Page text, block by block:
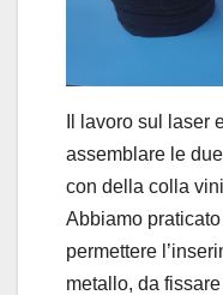
Il lavoro sul laser
assemblare le
con della colla
Abbiamo
permettere
metallo, da